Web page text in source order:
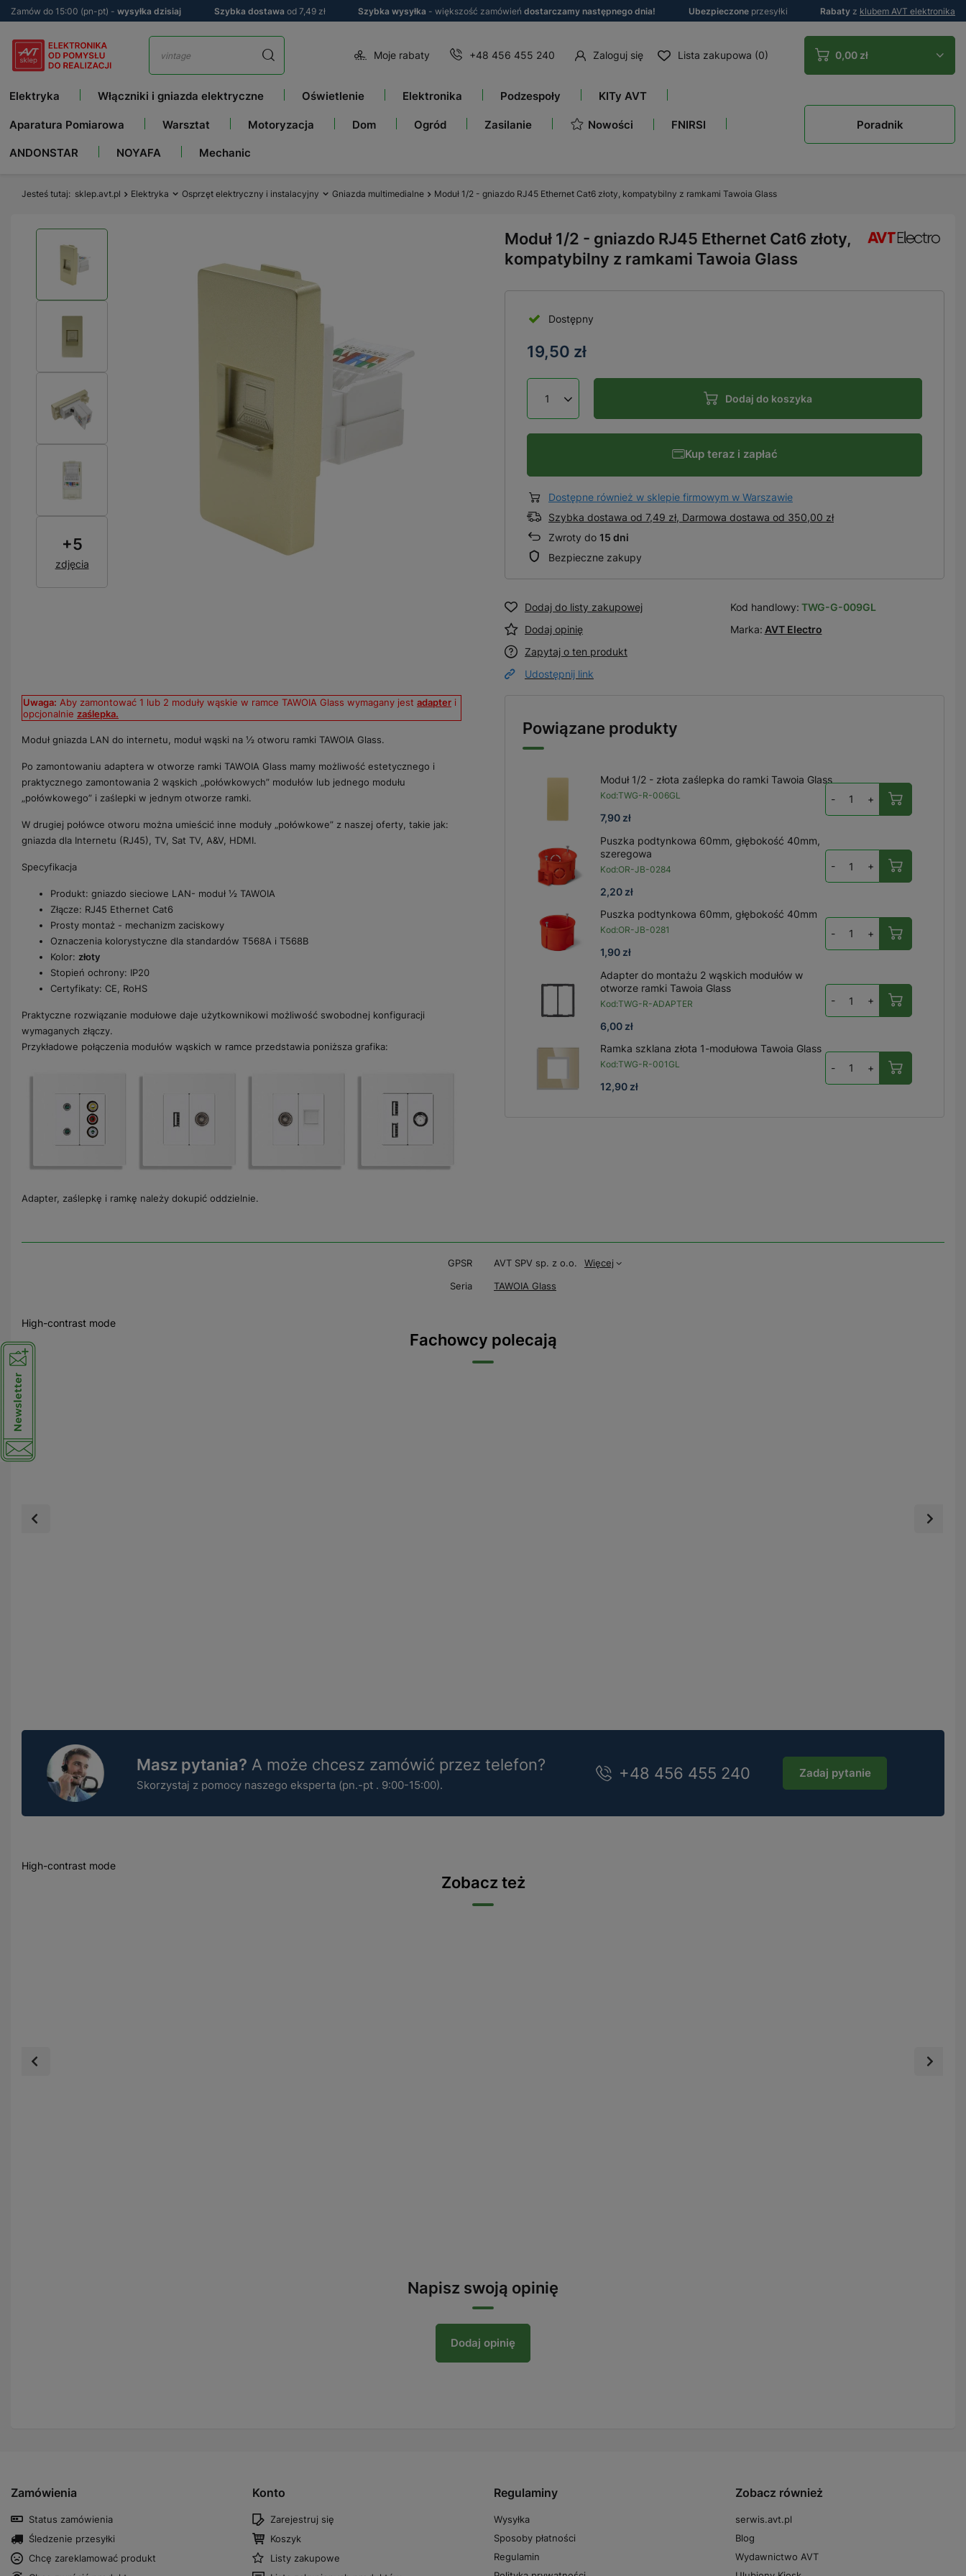
Zamów do 15:00 (pn-pt) - wysyłka dzisiaj Szybka dostawa od 7,49 zł Szybka wysyłka - większość zamówień dostarczamy następnego dnia! Ubezpieczone przesyłki Rabaty z klubem AVT elektronika
Moje rabaty +48 456 455 240 Zaloguj się Lista zakupowa (0) 0,00 zł
Elektryka Włączniki i gniazda elektryczne Oświetlenie Elektronika Podzespoły KITy AVT
Aparatura Pomiarowa Warsztat Motoryzacja Dom Ogród Zasilanie Nowości FNIRSI
ANDONSTAR NOYAFA Mechanic
Poradnik
Jesteś tutaj sklep.avt.pl Elektryka Osprzęt elektryczny i instalacyjny Gniazda multimedialne Moduł 1/2 - gniazdo RJ45 Ethernet Cat6 złoty, kompatybilny z ramkami Tawoia Glass
+5
zdjęcia
Moduł 1/2 - gniazdo RJ45 Ethernet Cat6 złoty,
kompatybilny z ramkami Tawoia Glass
Dostępny
19,50 zł
Dodaj do koszyka
Kup teraz i zapłać
Dostępne również w sklepie firmowym w Warszawie
Szybka dostawa od 7,49 zł, Darmowa dostawa od 350,00 zł
Zwroty do 15 dni
Bezpieczne zakupy
Dodaj do listy zakupowej
Dodaj opinię
Zapytaj o ten produkt
Udostępnij link
Kod handlowy: TWG-G-009GL
Marka: AVT Electro
Uwaga: Aby zamontować 1 lub 2 moduły wąskie w ramce TAWOIA Glass wymagany jest adapter i
opcjonalnie zaślepka.
Moduł gniazda LAN do internetu, moduł wąski na ½ otworu ramki TAWOIA Glass.
Po zamontowaniu adaptera w otworze ramki TAWOIA Glass mamy możliwość estetycznego i
praktycznego zamontowania 2 wąskich „połówkowych” modułów lub jednego modułu
„połówkowego” i zaślepki w jednym otworze ramki.
W drugiej połówce otworu można umieścić inne moduły „połówkowe” z naszej oferty, takie jak:
gniazda dla Internetu (RJ45), TV, Sat TV, A&V, HDMI.
Specyfikacja
Produkt: gniazdo sieciowe LAN- moduł ½ TAWOIA
Złącze: RJ45 Ethernet Cat6
Prosty montaż - mechanizm zaciskowy
Oznaczenia kolorystyczne dla standardów T568A i T568B
Kolor: złoty
Stopień ochrony: IP20
Certyfikaty: CE, RoHS
Praktyczne rozwiązanie modułowe daje użytkownikowi możliwość swobodnej konfiguracji
wymaganych złączy.
Przykładowe połączenia modułów wąskich w ramce przedstawia poniższa grafika:
Adapter, zaślepkę i ramkę należy dokupić oddzielnie.
Powiązane produkty
Moduł 1/2 - złota zaślepka do ramki Tawoia Glass
Kod:TWG-R-006GL
7,90 zł
- +
Puszka podtynkowa 60mm, głębokość 40mm,
szeregowa
Kod:OR-JB-0284
2,20 zł
- +
Puszka podtynkowa 60mm, głębokość 40mm
Kod:OR-JB-0281
1,90 zł
- +
Adapter do montażu 2 wąskich modułów w
otworze ramki Tawoia Glass
Kod:TWG-R-ADAPTER
6,00 zł
- +
Ramka szklana złota 1-modułowa Tawoia Glass
Kod:TWG-R-001GL
12,90 zł
- +
GPSR AVT SPV sp. z o.o.
Więcej
Seria
TAWOIA Glass
High-contrast mode
Fachowcy polecają
Masz pytania? A może chcesz zamówić przez telefon?
Skorzystaj z pomocy naszego eksperta (pn.-pt . 9:00-15:00).
+48 456 455 240 Zadaj pytanie
High-contrast mode
Zobacz też
Napisz swoją opinię
Dodaj opinię
Zamówienia
Status zamówienia
Śledzenie przesyłki
Chcę zareklamować produkt
Konto
Zarejestruj się
Koszyk
Listy zakupowe
Regulaminy
Wysyłka
Sposoby płatności
Regulamin
Zobacz również
serwis.avt.pl
Blog
Wydawnictwo AVT